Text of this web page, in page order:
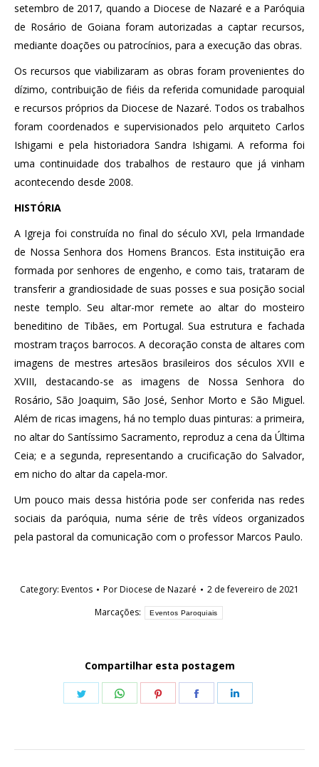
setembro de 2017, quando a Diocese de Nazaré e a Paróquia
de Rosário de Goiana foram autorizadas a captar recursos,
mediante doações ou patrocínios, para a execução das obras.
Os recursos que viabilizaram as obras foram provenientes do
dízimo, contribuição de fiéis da referida comunidade paroquial
e recursos próprios da Diocese de Nazaré. Todos os trabalhos
foram coordenados e supervisionados pelo arquiteto Carlos
Ishigami e pela historiadora Sandra Ishigami. A reforma foi
uma continuidade dos trabalhos de restauro que já vinham
acontecendo desde 2008.
HISTÓRIA
A Igreja foi construída no final do século XVI, pela Irmandade
de Nossa Senhora dos Homens Brancos. Esta instituição era
formada por senhores de engenho, e como tais, trataram de
transferir a grandiosidade de suas posses e sua posição social
neste templo. Seu altar-mor remete ao altar do mosteiro
beneditino de Tibães, em Portugal. Sua estrutura e fachada
mostram traços barrocos. A decoração consta de altares com
imagens de mestres artesãos brasileiros dos séculos XVII e
XVIII, destacando-se as imagens de Nossa Senhora do
Rosário, São Joaquim, São José, Senhor Morto e São Miguel.
Além de ricas imagens, há no templo duas pinturas: a primeira,
no altar do Santíssimo Sacramento, reproduz a cena da Última
Ceia; e a segunda, representando a crucificação do Salvador,
em nicho do altar da capela-mor.
Um pouco mais dessa história pode ser conferida nas redes
sociais da paróquia, numa série de três vídeos organizados
pela pastoral da comunicação com o professor Marcos Paulo.
Category: Eventos PorDiocese de Nazaré
2 de fevereiro de 2021
Marcações:
Eventos Paroquiais
Compartilhar esta postagem
Share
Share
Share
Share